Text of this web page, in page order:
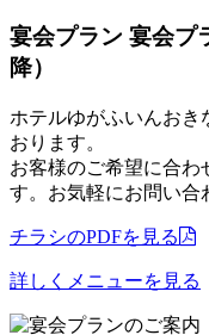
宴会プラン 宴会プ
降）
ホテルゆがふいんおき
おります。
お客様のご希望に合わ
す。お気軽にお問い合
チラシのPDFを見る
詳しくメニューを見る